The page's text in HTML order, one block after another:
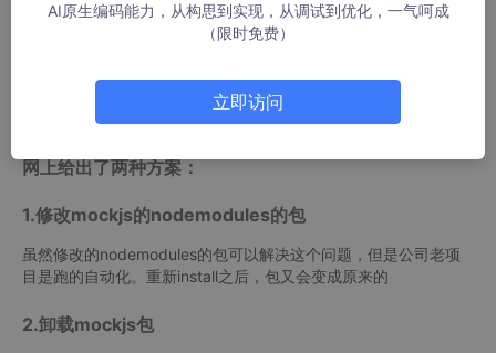
Request修改了，导致监听文件上传进度的时候，出现 request.u
pload.addEventListener in not a function
网上给出了两种方案：
1.修改mockjs的nodemodules的包
虽然修改的nodemodules的包可以解决这个问题，但是公司老项
目是跑的自动化。重新install之后，包又会变成原来的
2.卸载mockjs包
AI原生编码能力，从构思到实现，从调试到优化，一气呵成
（限时免费）
立即访问